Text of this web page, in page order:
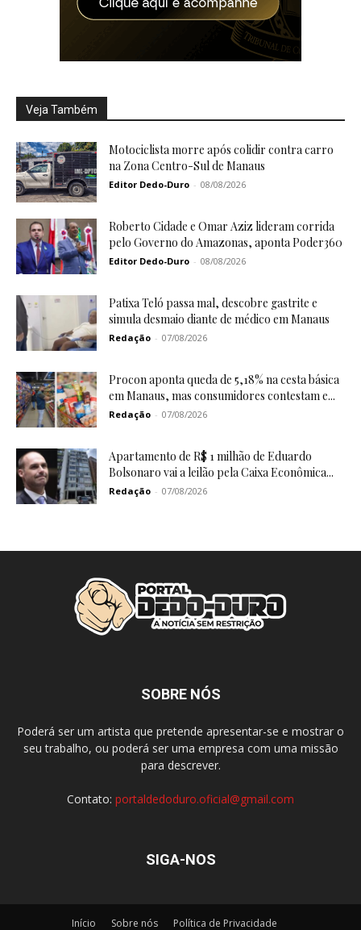
Veja Também
Motociclista morre após colidir contra carro
na Zona Centro-Sul de Manaus
Editor Dedo-Duro - 08/08/2026
Roberto Cidade e Omar Aziz lideram corrida
pelo Governo do Amazonas, aponta Poder360
Editor Dedo-Duro - 08/08/2026
Patixa Teló passa mal, descobre gastrite e
simula desmaio diante de médico em Manaus
Redação - 07/08/2026
Procon aponta queda de 5,18% na cesta básica
em Manaus, mas consumidores contestam e...
Redação - 07/08/2026
Apartamento de R$ 1 milhão de Eduardo
Bolsonaro vai a leilão pela Caixa Econômica...
Redação - 07/08/2026
SOBRE NÓS
Poderá ser um artista que pretende apresentar-se e mostrar o
seu trabalho, ou poderá ser uma empresa com uma missão
para descrever.
Contato: portaldedoduro.oficial@gmail.com
SIGA-NOS
Início Sobre nós Política de Privacidade